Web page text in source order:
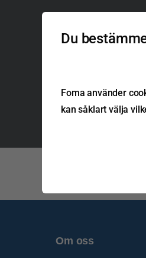
Om oss
Du
Foma använder
kan såklart välja